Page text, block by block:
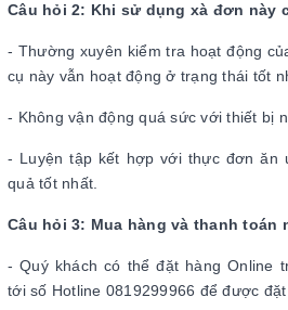
Câu hỏi 2: Khi sử dụng xà đơn này
- Thường xuyên kiểm tra hoạt động
cụ này vẫn hoạt động ở trạng thái tốt
- Không vận động quá sức với thiết bị
- Luyện tập kết hợp với thực đơn ăn
quả tốt nhất.
Câu hỏi 3: Mua hàng và thanh toán
- Quý khách có thể đặt hàng Online
tới số Hotline 0819299966 để được